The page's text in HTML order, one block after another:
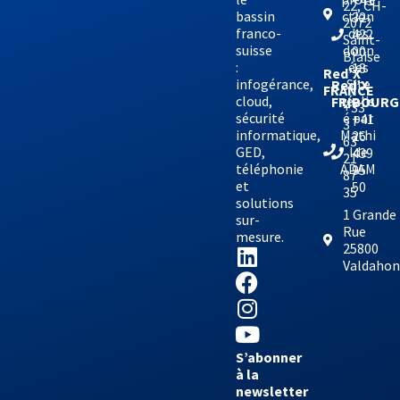
bassin
franco-
suisse
:
infogérance,
cloud,
sécurité
informatique,
GED,
téléphonie
et
solutions
sur-
mesure.
S’abonner
à la
newsletter
22, CH-
2072
Saint-
Blaise
Red’X
FRANCE
+33
3
63
21
87
35
1 Grande
Rue
25800
Valdahon
32
422
00
18
Red’X
FRIBOURG
+41
26
439
95
50
ction
des
donn
ées
Site
réalis
é par
Mathi
lde
ADAM